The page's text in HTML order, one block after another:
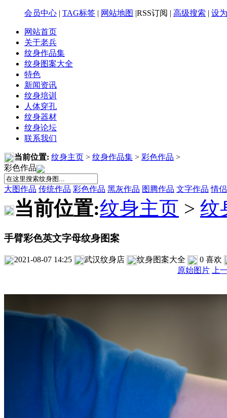
会员中心 | TAG标签 | 网站地图 |RSS订阅 | 高级搜索 | 设
网站首页
关于老兵
纹身作品集
纹身图案大全
特色
新闻资讯
纹身培训
人体穿孔
纹身器材
纹身论坛
联系我们
当前位置: 纹身主页 > 纹身作品集 > 彩色作品 >
彩色作品
大图作品 传统作品 彩色作品 黑灰作品 图腾作品 文字作品 情
当前位置:纹身主页 > 纹
手臂彩色英文字母纹身图案
2021-08-07 14:25 武汉纹身店 纹身图案大全 0 喜欢
原始图片
上